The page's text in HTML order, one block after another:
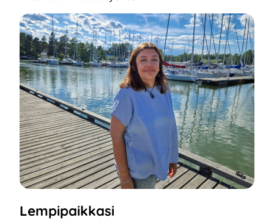
Lempipaikkasi